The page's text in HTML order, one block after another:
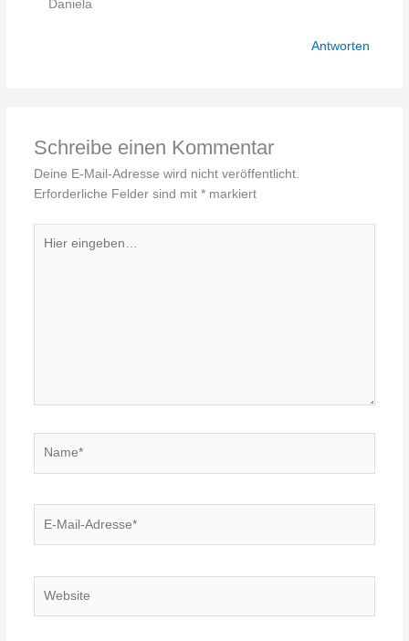
Daniela
Antworten
Schreibe einen Kommentar
Deine E-Mail-Adresse wird nicht veröffentlicht.
Erforderliche Felder sind mit *markiert
eingeben…
Mail-